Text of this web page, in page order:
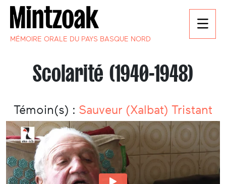
MÉMOIRE ORALE DU PAYS BASQUE NORD
Scolarité (1940-1948)
Témoin(s) : Sauveur (Xalbat) Tristant